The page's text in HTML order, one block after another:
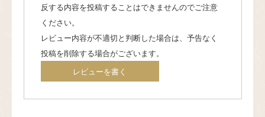
反する内容を投稿することはできませんのでご注意
ください。
レビュー内容が不適切と判断した場合は、予告なく
投稿を削除する場合がございます。
レビューを書く